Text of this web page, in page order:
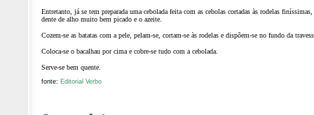
Entretanto, já se tem preparada uma cebolada feita com as cebolas cortadas às rodelas
dente de alho muito bem picado e o azeite.
Cozem-se as batatas com a pele, pelam-se, cortam-se às rodelas e dispõem-se no fundo da
Coloca-se o bacalhau por cima e cobre-se tudo com a cebolada.
Serve-se bem quente.
fonte: Editorial Verbo